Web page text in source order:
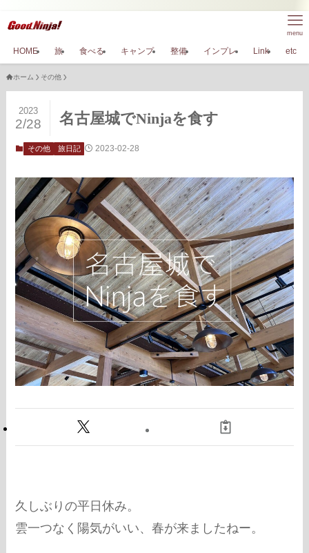
menu
HOME 旅 食べる キャンプ 整備 インプレ Link etc
ホーム その他
名古屋城でNinjaを食す
2023
2/28
その他 旅日記 2023-02-28
久しぶりの平日休み。
雲一つなく陽気がいい、春が来ましたねー。